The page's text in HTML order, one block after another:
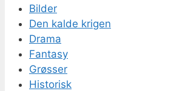
Bilder
Den kalde krigen
Drama
Fantasy
Grøsser
Historisk